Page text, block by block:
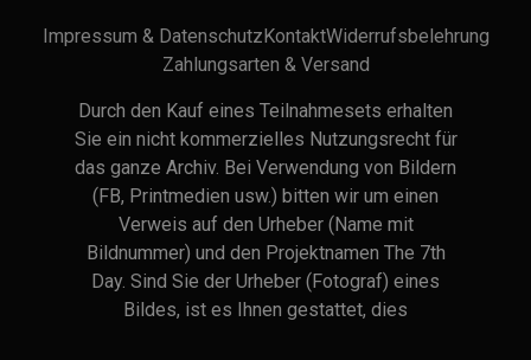
Impressum & DatenschutzKontaktWiderrufsbelehrung
Zahlungsarten & Versand
Durch den Kauf eines Teilnahmesets erhalten
Sie ein nicht kommerzielles Nutzungsrecht für
das ganze Archiv. Bei Verwendung von Bildern
(FB, Printmedien usw.) bitten wir um einen
Verweis auf den Urheber (Name mit
Bildnummer) und den Projektnamen The 7th
Day. Sind Sie der Urheber (Fotograf) eines
Bildes, ist es Ihnen gestattet, dies